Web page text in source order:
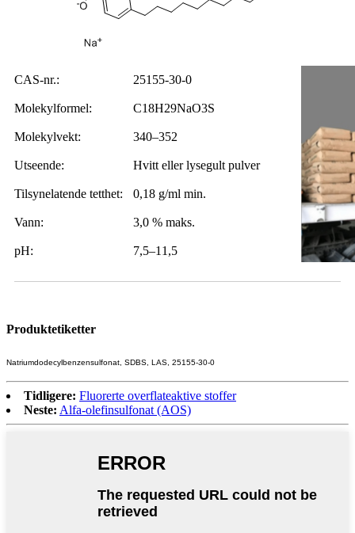
CAS-nr.: 25155-30-0
Molekylformel: C18H29NaO3S
Molekylvekt: 340–352
Utseende: Hvitt eller lysegult pulver
Tilsynelatende tetthet: 0,18 g/ml min.
Vann: 3,0 % maks.
pH: 7,5–11,5
Produktetiketter
Natriumdodecylbenzensulfonat, SDBS, LAS, 25155-30-0
Tidligere: Fluorerte overflateaktive stoffer
Neste: Alfa-olefinsulfonat (AOS)